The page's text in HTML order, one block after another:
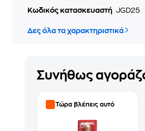
Κωδικός κατασκευαστή JGD25
Δες όλα τα χαρακτηριστικά
Συνήθως
Τώρα βλέπεις αυτό